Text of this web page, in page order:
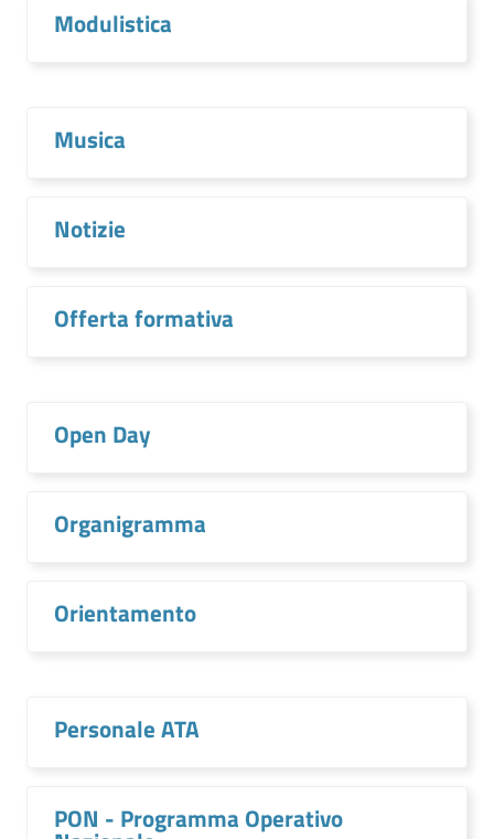
Modulistica
Musica
Notizie
Offerta formativa
Open Day
Organigramma
Orientamento
Personale ATA
PON - Programma Operativo